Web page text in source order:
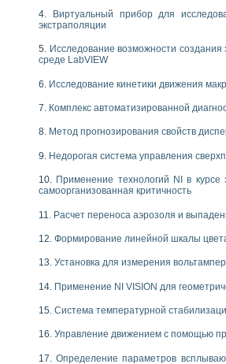
Виртуальный прибор для
экстраполяции
Исследование возможности
среде LabVIEW
Исследование кинетики движения
Комплекс автоматизированной
Метод прогнозирования свойств
Недорогая система управления
Применение технологий NI в
самоорганизованная критичность
Расчет переноса аэрозоля и
Формирование линейной шкалы
Установка для измерения
Применение NI VISION для
Система температурной
Управление движением с помощью
Определение параметров